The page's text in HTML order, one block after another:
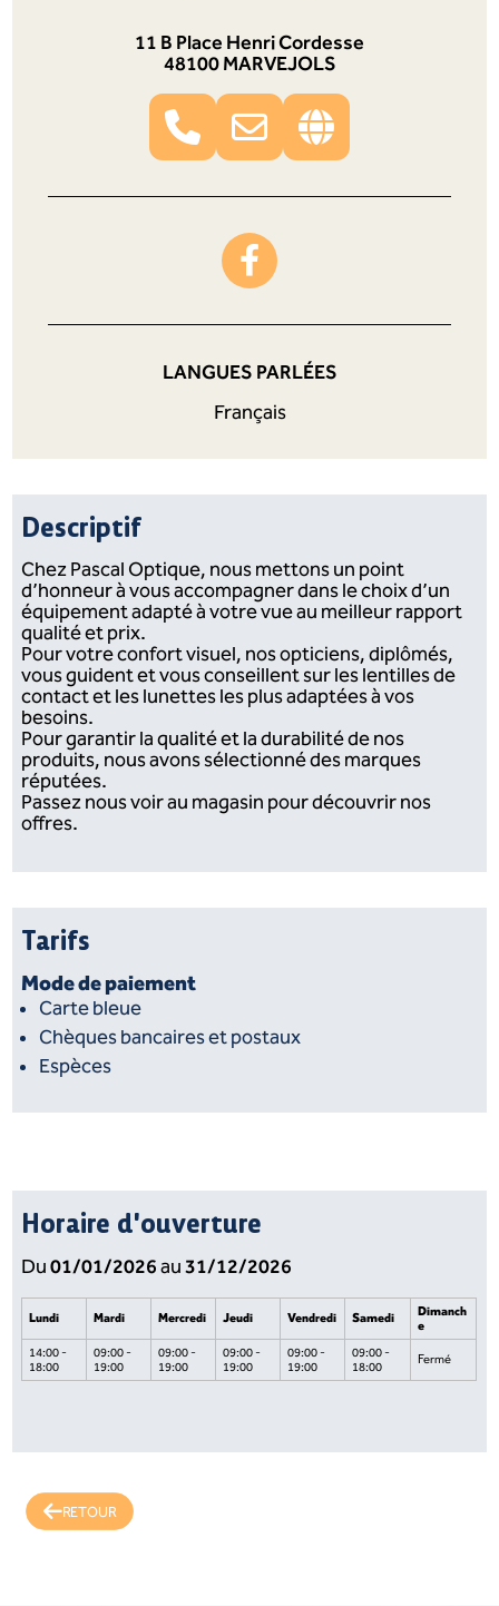
Descriptif
Chez Pascal Optique, nous mettons un point
d’honneur à vous accompagner dans le choix d’un
équipement adapté à votre vue au meilleur rapport
qualité et prix.
Pour votre confort visuel, nos opticiens, diplômés,
vous guident et vous conseillent sur les lentilles de
contact et les lunettes les plus adaptées à vos
besoins.
Pour garantir la qualité et la durabilité de nos
produits, nous avons sélectionné des marques
réputées.
Passez nous voir au magasin pour découvrir nos
offres.
Tarifs
Mode de paiement
Carte bleue
Chèques bancaires et postaux
Espèces
Horaire d'ouverture
Du01/01/2026au31/12/2026
Lundi Mardi Mercredi Jeudi Vendredi Samedi
Dimanch
e
14:00 -
18:00
09:00 -
19:00
09:00 -
19:00
09:00 -
19:00
09:00 -
19:00
09:00 -
18:00
Fermé
11 B Place Henri Cordesse
48100 MARVEJOLS
LANGUES PARLÉES
Français
RETOUR